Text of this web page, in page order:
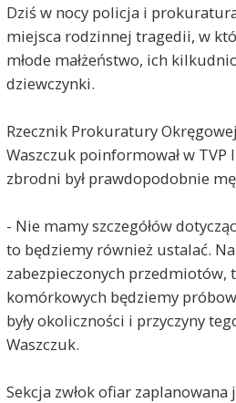
Dziś w nocy policja i
miejsca rodzinnej tragedii, w
młode małżeństwo, ich
dziewczynki.
Rzecznik Prokuratury
Waszczuk poinformował w TVP
zbrodni był prawdopodobnie
- Nie mamy szczegółów
to będziemy również ustalać.
zabezpieczonych przedmiotów,
komórkowych będziemy
były okoliczności i przyczyny
Waszczuk.
Sekcja zwłok ofiar zaplanowana